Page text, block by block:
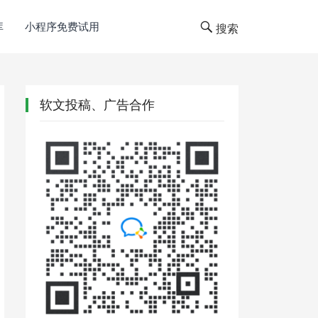
小程序免费试用 搜索
软文投稿、广告合作